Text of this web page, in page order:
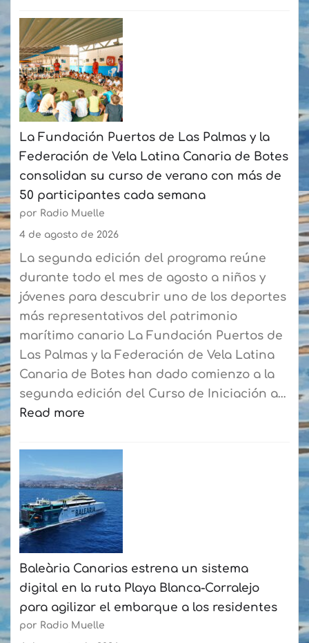
El
mercado
náutico
cierra
hasta
julio
con
un
crecimiento
acumulado
del
6,8%
La Fundación Puertos de Las Palmas y la
Federación de Vela Latina Canaria de Botes
consolidan su curso de verano con más de
50 participantes cada semana
por Radio Muelle
4 de agosto de 2026
La segunda edición del programa reúne
durante todo el mes de agosto a niños y
jóvenes para descubrir uno de los deportes
más representativos del patrimonio
marítimo canario La Fundación Puertos de
Las Palmas y la Federación de Vela Latina
Canaria de Botes han dado comienzo a la
segunda edición del Curso de Iniciación a…
Read more
La
Fundación
Puertos
de
Las
Palmas
y
la
Federación
de
Baleària Canarias estrena un sistema
digital en la ruta Playa Blanca-Corralejo
para agilizar el embarque a los residentes
por Radio Muelle